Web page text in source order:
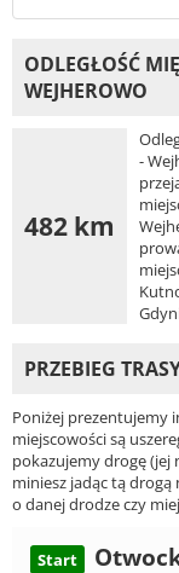
ODLEGŁOŚĆ
WEJHEROWO
482 km
-
PRZEBIEG
Poniżej prezentujemy
miejscowości są
pokazujemy drogę (jej
miniesz jadąc tą drogą
o danej drodze czy
Start